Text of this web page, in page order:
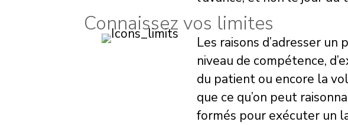
Connaissez vos limites
Les raisons d’adresser
niveau de compétence,
du patient ou encore la
que ce qu’on peut
formés pour exécuter un